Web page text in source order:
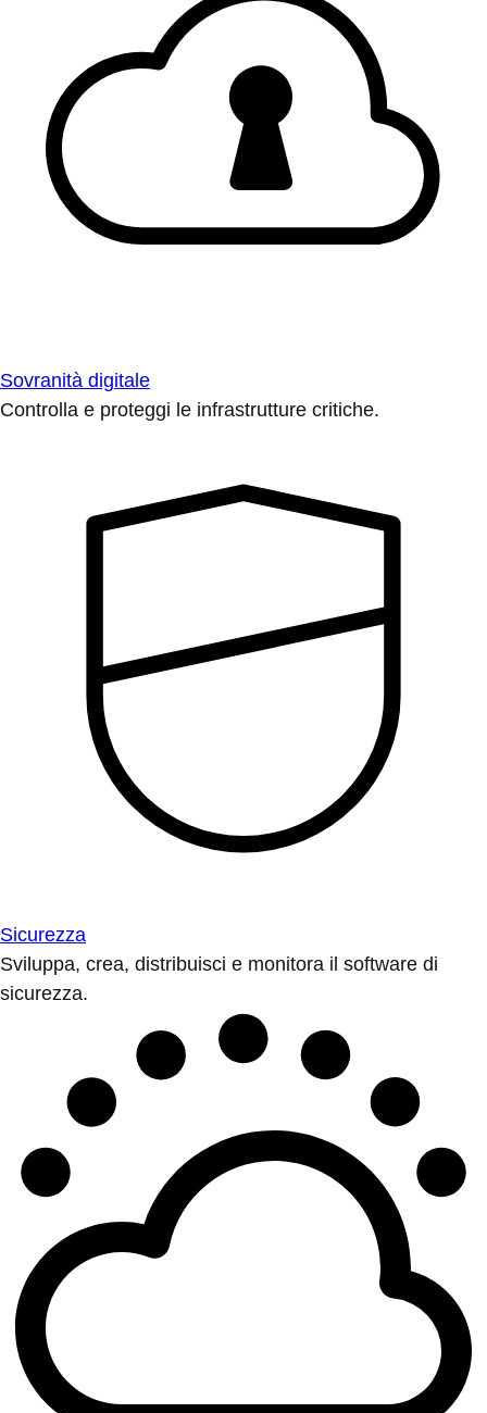
Sovranità digitale
Controlla e proteggi le infrastrutture critiche.
Sicurezza
Sviluppa, crea, distribuisci e monitora il software di
sicurezza.